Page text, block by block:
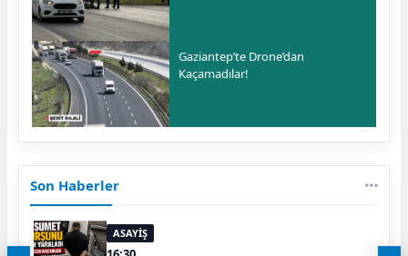
Gaziantep’te Drone’dan
Kaçamadılar!
Son Haberler
ASAYİŞ